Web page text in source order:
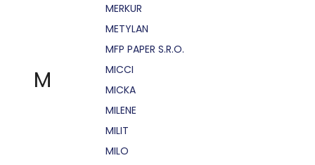
M
MERKUR
METYLAN
MFP PAPER S.R.O.
MICCI
MICKA
MILENE
MILIT
MILO